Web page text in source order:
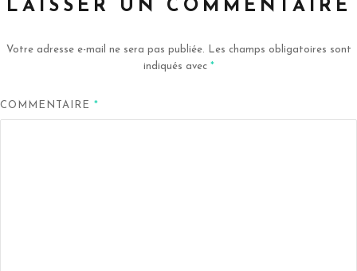
LAISSER UN COMMENTAIRE
Votre adresse e-mail ne sera pas publiée.
Les champs obligatoires sont
indiqués avec *
COMMENTAIRE *